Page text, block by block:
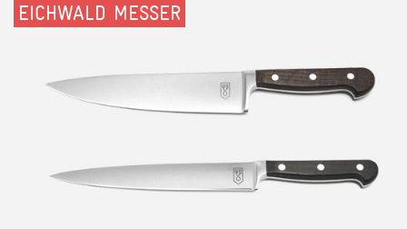
EICHWALD MESSER